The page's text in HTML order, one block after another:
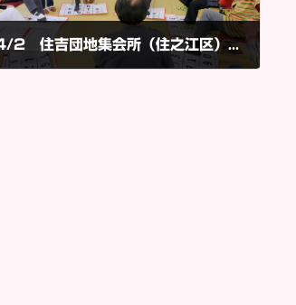
2024/2 住吉団地集会所（住之江区）で『第2回歩き方講座』を開催しました。